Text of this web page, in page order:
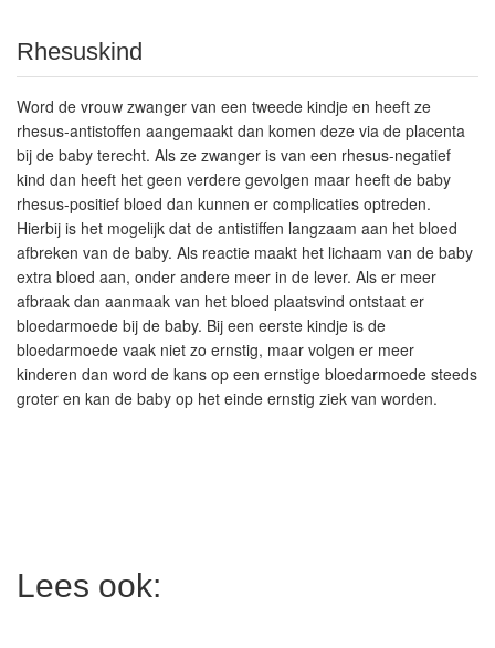
Rhesuskind
Word de vrouw zwanger van een tweede kindje en heeft ze
rhesus-antistoffen aangemaakt dan komen deze via de placenta
bij de baby terecht. Als ze zwanger is van een rhesus-negatief
kind dan heeft het geen verdere gevolgen maar heeft de baby
rhesus-positief bloed dan kunnen er complicaties optreden.
Hierbij is het mogelijk dat de antistiffen langzaam aan het bloed
afbreken van de baby. Als reactie maakt het lichaam van de baby
extra bloed aan, onder andere meer in de lever. Als er meer
afbraak dan aanmaak van het bloed plaatsvind ontstaat er
bloedarmoede bij de baby. Bij een eerste kindje is de
bloedarmoede vaak niet zo ernstig, maar volgen er meer
kinderen dan word de kans op een ernstige bloedarmoede steeds
groter en kan de baby op het einde ernstig ziek van worden.
Lees ook: